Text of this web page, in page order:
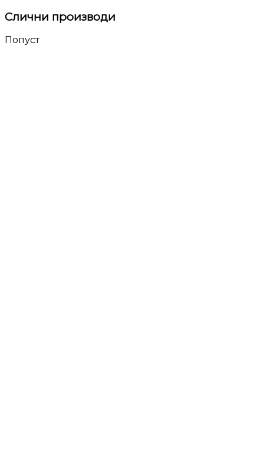
Слични производи
Попуст